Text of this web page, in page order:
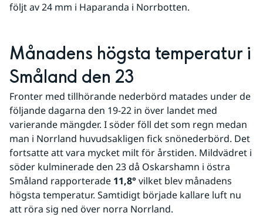
följt av 24 mm i Haparanda i Norrbotten.
Månadens högsta temperatur i
Småland den 23
Fronter med tillhörande nederbörd matades under de
följande dagarna den 19-22 in över landet med
varierande mängder. I söder föll det som regn medan
man i Norrland huvudsakligen fick snönederbörd. Det
fortsatte att vara mycket milt för årstiden. Mildvädret i
söder kulminerade den 23 då Oskarshamn i östra
Småland rapporterade 11,8° vilket blev månadens
högsta temperatur. Samtidigt började kallare luft nu
att röra sig ned över norra Norrland.